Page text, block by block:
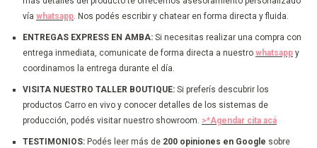
vía whatsapp . Nos podés escribir y chatear en forma directa y fluida.
ENTREGAS EXPRESS EN AMBA: Si necesitas realizar una compra con
entrega inmediata, comunicate de forma directa a nuestro whatsapp y
coordinamos la entrega durante el día.
VISITA NUESTRO TALLER BOUTIQUE: Si preferís descubrir los
productos Carro en vivo y conocer detalles de los sistemas de
producción, podés visitar nuestro showroom. >*Agendar cita acá
TESTIMONIOS: Podés leer más de 200 opiniones en Google sobre